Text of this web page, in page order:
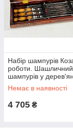
Набір шампурів
роботи. Шашличний
шампурів у
кейсі.
Немає в наявності
4 705 ₴